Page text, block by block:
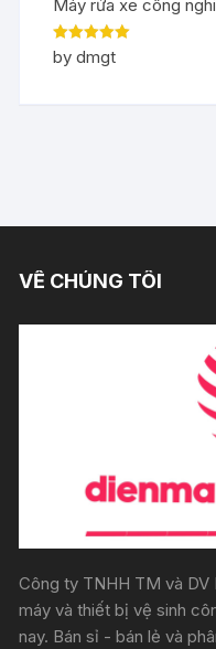
Máy rửa xe công
Rated5out
of 5
by dmgt
VỀ CHÚNG TÔI
Công ty TNHH TM và DV
máy và thiết bị vệ sinh
nay. Bán sỉ - bán lẻ và